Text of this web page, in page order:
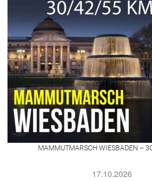
MAMMUTMARSCH WIESBADEN –
17.10.2026